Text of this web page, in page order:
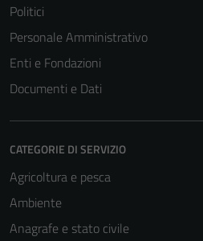
Politici
Personale Amministrativo
Enti e Fondazioni
Documenti e Dati
CATEGORIE DI SERVIZIO
Agricoltura e pesca
Ambiente
Anagrafe e stato civile